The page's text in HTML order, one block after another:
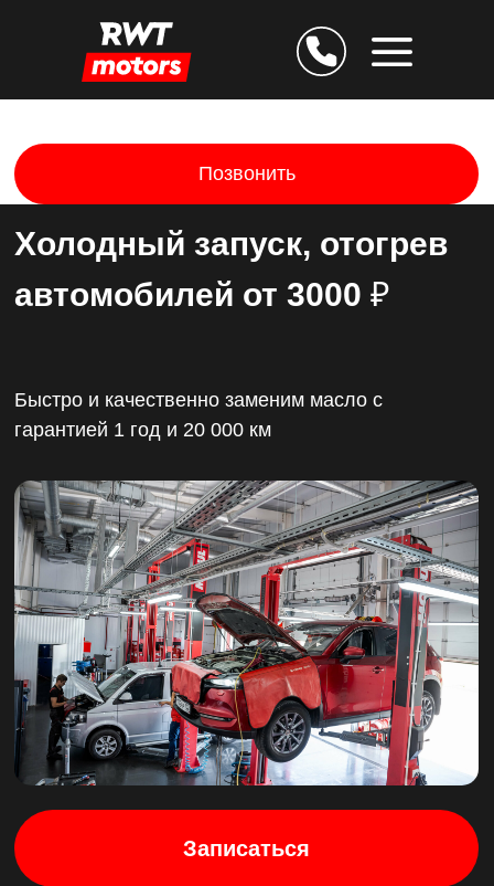
Дарим скидку 25% за
подтверждение E-mail
Получить скидку
Позвонить
Холодный запуск, отогрев
автомобилей от 3000₽
Записаться
Быстро и качественно заменим масло с
гарантией 1 год и 20 000 км